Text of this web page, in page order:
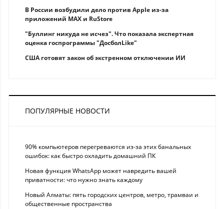
В России возбудили дело против Apple из-за
приложений MAX и RuStore
"Буллинг никуда не исчез". Что показала экспертная
оценка госпрограммы "ДосболLike"
США готовят закон об экстренном отключении ИИ
ПОПУЛЯРНЫЕ НОВОСТИ
90% компьютеров перегреваются из-за этих банальных
ошибок: как быстро охладить домашний ПК
Новая функция WhatsApp может навредить вашей
приватности: что нужно знать каждому
Новый Алматы: пять городских центров, метро, трамваи и
общественные пространства